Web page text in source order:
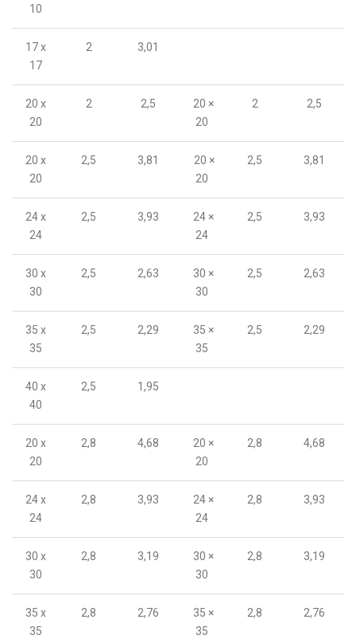
10
17 x
17
2 3,01
20 x
20
2 2,5
20 ×
20
2 2,5
20 x
20
2,5 3,81
20 ×
20
2,5 3,81
24 x
24
2,5 3,93
24 ×
24
2,5 3,93
30 x
30
2,5 2,63
30 ×
30
2,5 2,63
35 x
35
2,5 2,29
35 ×
35
2,5 2,29
40 x
40
2,5 1,95
20 x
20
2,8 4,68
20 ×
20
2,8 4,68
24 x
24
2,8 3,93
24 ×
24
2,8 3,93
30 x
30
2,8 3,19
30 ×
30
2,8 3,19
35 x
35
2,8 2,76
35 ×
35
2,8 2,76